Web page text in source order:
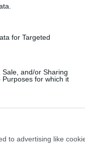
for Targeted
and/or Sharing
for which it
to advertising like
και στον χώρο της
ελαφρών